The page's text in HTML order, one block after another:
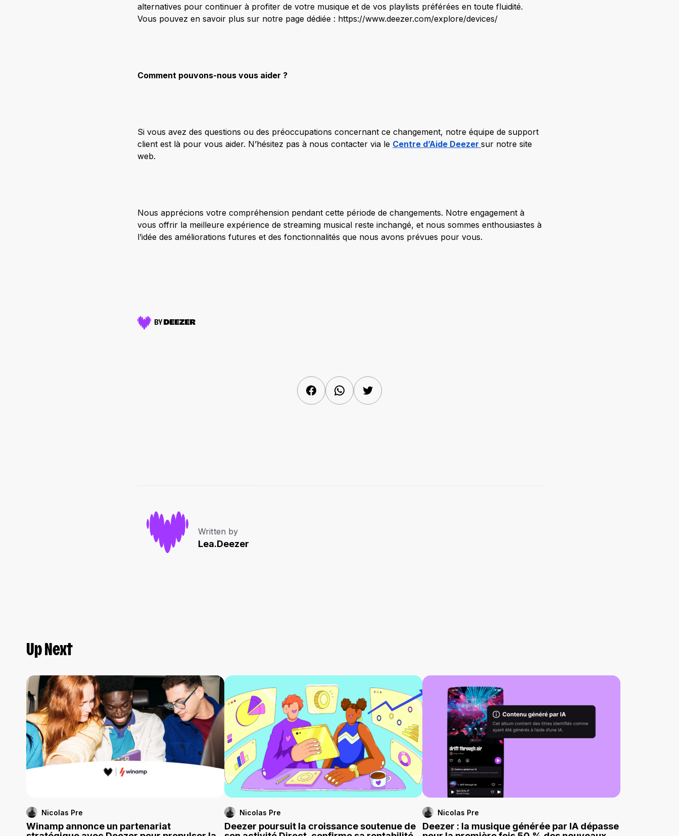
alternatives pour continuer à profiter de votre musique et de vos playlists préférées en toute fluidité.
Vous pouvez en savoir plus sur notre page dédiée : https://www.deezer.com/explore/devices/
Comment pouvons-nous vous aider ?
Si vous avez des questions ou des préoccupations concernant ce changement, notre équipe de support
client est là pour vous aider. N’hésitez pas à nous contacter via le Centre d’Aide Deezer sur notre site
web.
Nous apprécions votre compréhension pendant cette période de changements. Notre engagement à
vous offrir la meilleure expérience de streaming musical reste inchangé, et nous sommes enthousiastes à
l’idée des améliorations futures et des fonctionnalités que nous avons prévues pour vous.
FacebookWhatsAppTwitter
Written by
Lea.Deezer
Up Next
Nicolas Pre
Winamp annonce un partenariat
Nicolas Pre
Deezer poursuit la croissance soutenue de
Nicolas Pre
Deezer : la musique générée par IA dépasse